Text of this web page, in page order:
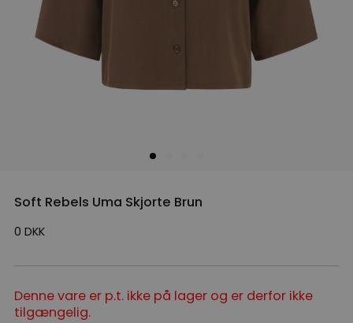
Soft Rebels Uma Skjorte Brun
0 DKK
Denne vare er p.t. ikke på lager og er derfor ikke
tilgængelig.